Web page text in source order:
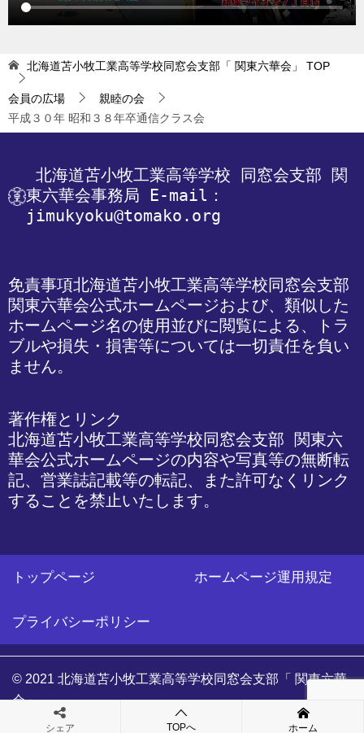
北海道苫小牧工業高等学校同窓会支部「 関東六華会」 TOP
会員の広場
親睦の会
平成３０年 昭和３８年卒通信クラス会
北海道苫小牧工業高等学校 同窓会支部 関
東六華会事務局 E-mail：
jimukyoku@tomako.org
免責事項北海道苫小牧工業高等学校同窓会支部
関東六華会公式ホームページおよび、類似した
ホームページ名の使用並びに閲覧による、トラ
ブルや損失・損害等については一切責任を負い
ません。
著作権とリンク
北海道苫小牧工業高等学校同窓会支部 関東六
華会公式ホームページの内容や写真等の無断転
記、営業誌記載等の転記、また許可なくリンク
することを禁止いたします。
トップページ ホームページ運用規定
プライバシーポリシー
© 2021 北海道苫小牧工業高等学校同窓会支部「 関東六華
会」
シェア TOPへ ホーム